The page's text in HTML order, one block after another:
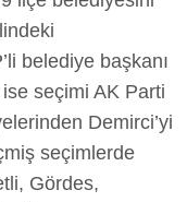
belediye başkanı
ise seçimi AK Parti
Demirci’yi
seçimlerde
Gördes,